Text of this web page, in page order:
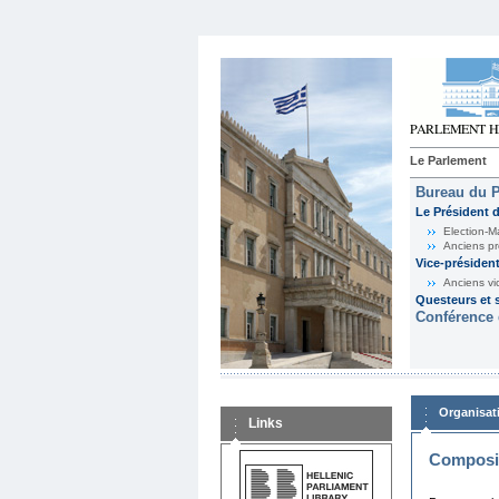
Le Parlement
Bureau du
Le Président
Election-
Anciens
Vice-
Anciens
Questeurs et
Links